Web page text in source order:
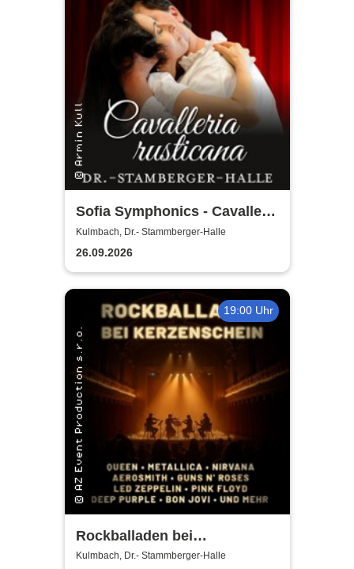
Sofia Symphonics - Cavalleria
Rusticana | Ljubka Biagioni
zu Guttenberg
Kulmbach, Dr.- Stammberger-Halle
26.09.2026
19:00 Uhr
Rockballaden bei
Kerzenschein
Kulmbach, Dr.- Stammberger-Halle